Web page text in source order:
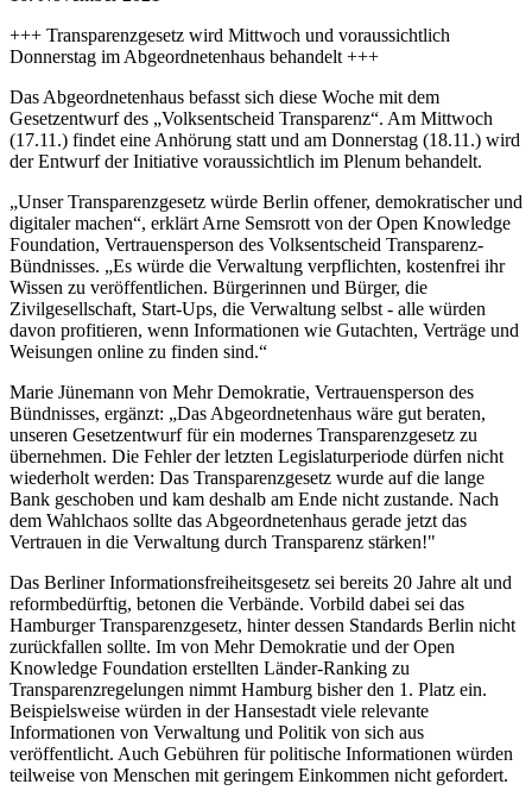
+++ Transparenzgesetz wird Mittwoch und voraussichtlich
Donnerstag im Abgeordnetenhaus behandelt +++
Das Abgeordnetenhaus befasst sich diese Woche mit dem
Gesetzentwurf des „Volksentscheid Transparenz“. Am Mittwoch
(17.11.) findet eine Anhörung statt und am Donnerstag (18.11.) wird
der Entwurf der Initiative voraussichtlich im Plenum behandelt.
„Unser Transparenzgesetz würde Berlin offener, demokratischer und
digitaler machen“, erklärt Arne Semsrott von der Open Knowledge
Foundation, Vertrauensperson des Volksentscheid Transparenz-
Bündnisses. „Es würde die Verwaltung verpflichten, kostenfrei ihr
Wissen zu veröffentlichen. Bürgerinnen und Bürger, die
Zivilgesellschaft, Start-Ups, die Verwaltung selbst - alle würden
davon profitieren, wenn Informationen wie Gutachten, Verträge und
Weisungen online zu finden sind.“
Marie Jünemann von Mehr Demokratie, Vertrauensperson des
Bündnisses, ergänzt: „Das Abgeordnetenhaus wäre gut beraten,
unseren Gesetzentwurf für ein modernes Transparenzgesetz zu
übernehmen. Die Fehler der letzten Legislaturperiode dürfen nicht
wiederholt werden: Das Transparenzgesetz wurde auf die lange
Bank geschoben und kam deshalb am Ende nicht zustande. Nach
dem Wahlchaos sollte das Abgeordnetenhaus gerade jetzt das
Vertrauen in die Verwaltung durch Transparenz stärken!"
Das Berliner Informationsfreiheitsgesetz sei bereits 20 Jahre alt und
reformbedürftig, betonen die Verbände. Vorbild dabei sei das
Hamburger Transparenzgesetz, hinter dessen Standards Berlin nicht
zurückfallen sollte. Im von Mehr Demokratie und der Open
Knowledge Foundation erstellten Länder-Ranking zu
Transparenzregelungen nimmt Hamburg bisher den 1. Platz ein.
Beispielsweise würden in der Hansestadt viele relevante
Informationen von Verwaltung und Politik von sich aus
veröffentlicht. Auch Gebühren für politische Informationen würden
teilweise von Menschen mit geringem Einkommen nicht gefordert.